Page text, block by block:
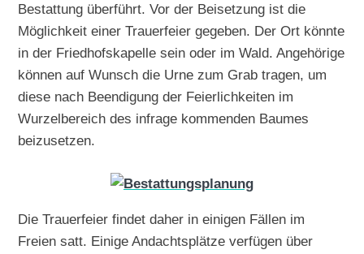
Bestattung überführt. Vor der Beisetzung ist die
Möglichkeit einer Trauerfeier gegeben. Der Ort könnte
in der Friedhofskapelle sein oder im Wald. Angehörige
können auf Wunsch die Urne zum Grab tragen, um
diese nach Beendigung der Feierlichkeiten im
Wurzelbereich des infrage kommenden Baumes
beizusetzen.
Die Trauerfeier findet daher in einigen Fällen im
Freien satt. Einige Andachtsplätze verfügen über